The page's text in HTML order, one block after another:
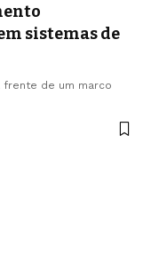
sistemas de
frente de um marco